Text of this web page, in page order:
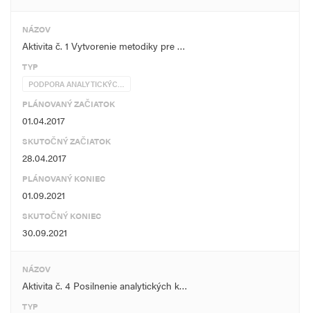
NÁZOV
Aktivita č. 1 Vytvorenie metodiky pre …
TYP
PODPORA ANALYTICKÝC…
PLÁNOVANÝ ZAČIATOK
01.04.2017
SKUTOČNÝ ZAČIATOK
28.04.2017
PLÁNOVANÝ KONIEC
01.09.2021
SKUTOČNÝ KONIEC
30.09.2021
NÁZOV
Aktivita č. 4 Posilnenie analytických k…
TYP